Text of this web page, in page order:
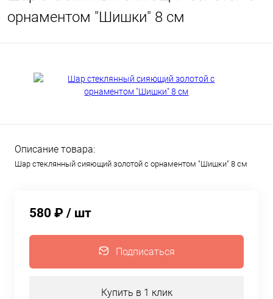
орнаментом "Шишки" 8 см
Описание товара:
Шар стеклянный сияющий золотой с орнаментом "Шишки" 8 см
580 ₽ / шт
Подписаться
Купить в 1 клик